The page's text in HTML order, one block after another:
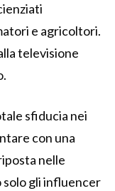
e agricoltori.
televisione
sfiducia nei
con una
nelle
gli influencer